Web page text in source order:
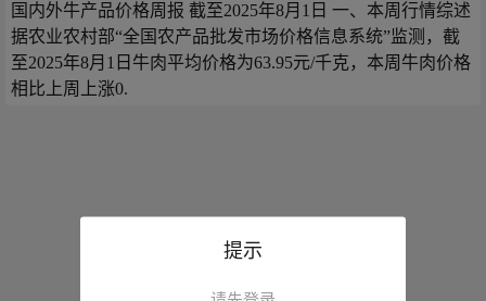
国内外牛产品价格周报 截至2025年8月1日 一、本周行情综述
据农业农村部“全国农产品批发市场价格信息系统”监测，截
至2025年8月1日牛肉平均价格为63.95元/千克，本周牛肉价格
相比上周上涨0.
提示